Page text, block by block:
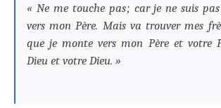
« Ne me touche pas ; car je ne suis
vers mon Père. Mais va trouver mes
que je monte vers mon Père et votre
Dieu et votre Dieu. »